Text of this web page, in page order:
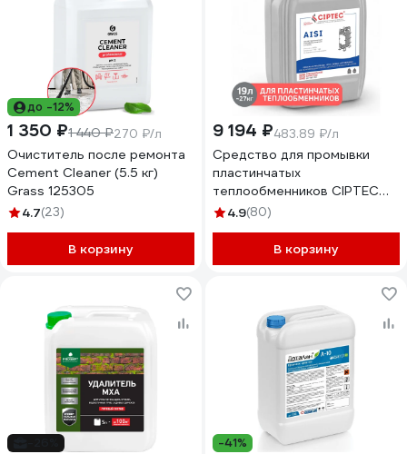
до -12%
1 350 ₽1 440 ₽270 ₽/л
Очиститель после ремонта
Cement Cleaner (5.5 кг)
Grass 125305
4.7(23)
В корзину
9 194 ₽483.89 ₽/л
Средство для промывки
пластинчатых
теплообменников CIPTEC
AISI 19 л (27 кг) ciptecaisi19
4.9(80)
В корзину
-41%